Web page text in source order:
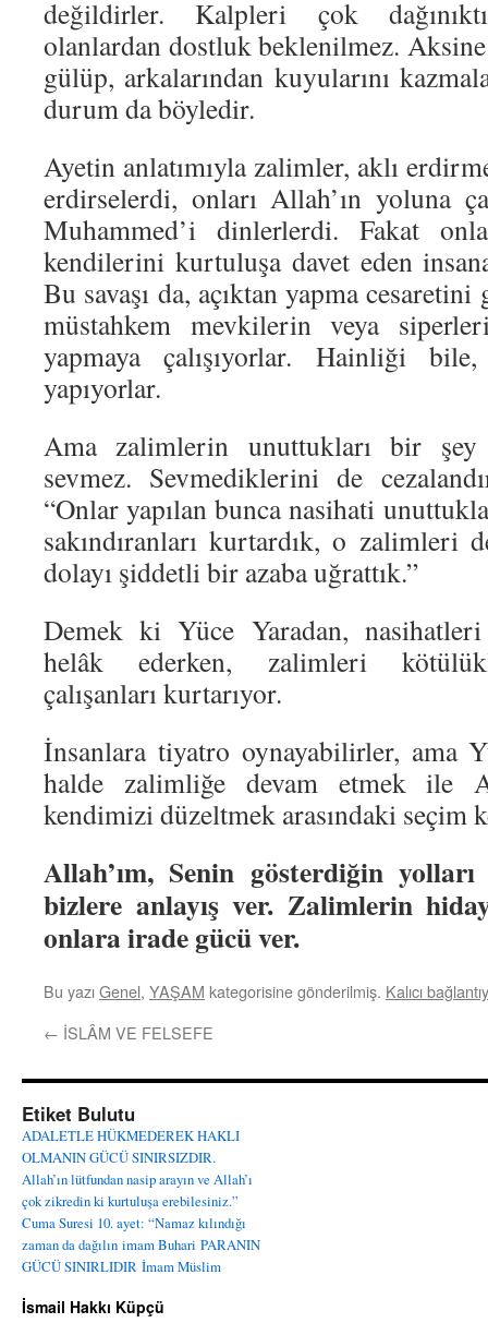
değildirler. Kalpleri çok
olanlardan dostluk beklenilmez.
gülüp, arkalarından kuyularını
durum da böyledir.
Ayetin anlatımıyla zalimler, aklı
erdirselerdi, onları Allah’ın yoluna
Muhammed’i dinlerlerdi. Fakat
kendilerini kurtuluşa davet eden
Bu savaşı da, açıktan yapma
müstahkem mevkilerin veya
yapmaya çalışıyorlar. Hainliği bile,
yapıyorlar.
Ama zalimlerin unuttukları bir
sevmez. Sevmediklerini de
“Onlar yapılan bunca nasihati
sakındıranları kurtardık, o zalimleri
dolayı şiddetli bir azaba uğrattık.”
Demek ki Yüce Yaradan,
helâk ederken, zalimleri
çalışanları kurtarıyor.
İnsanlara tiyatro oynayabilirler, ama
halde zalimliğe devam etmek ile
kendimizi düzeltmek arasındaki seçim
Allah’ım, Senin gösterdiğin
bizlere anlayış ver. Zalimlerin
onlara irade gücü ver.
Bu yazıGenel, YAŞAM kategorisine gönderilmiş. Kalıcı
← İSLÂM VE FELSEFE
Etiket Bulutu
ADALETLE HÜKMEDEREK HAKLI
OLMANIN GÜCÜ SINIRSIZDIR.
Allah’ın lütfundan nasip arayın ve Allah’ı
çok zikredin ki kurtuluşa erebilesiniz.”
Cuma Suresi 10. ayet: “Namaz kılındığı
zaman da dağılın imam Buhari PARANIN
GÜCÜ SINIRLIDIR İmam Müslim
İsmail Hakkı Küpçü